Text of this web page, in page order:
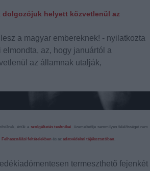
helyett közvetlenül az
a magyar embereknek! - nyilatkozta
az, hogy januártól a
az államnak utalják,
értük a szolgáltatás technikai üzemeltetője semmilyen felelősséget nem
Felhasználási feltételekbenés az adatvédelmi tájékoztatóban.
termeszthető fejenkét